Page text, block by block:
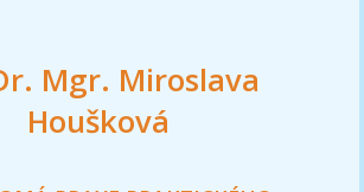
Mgr. Miroslava
Houšková